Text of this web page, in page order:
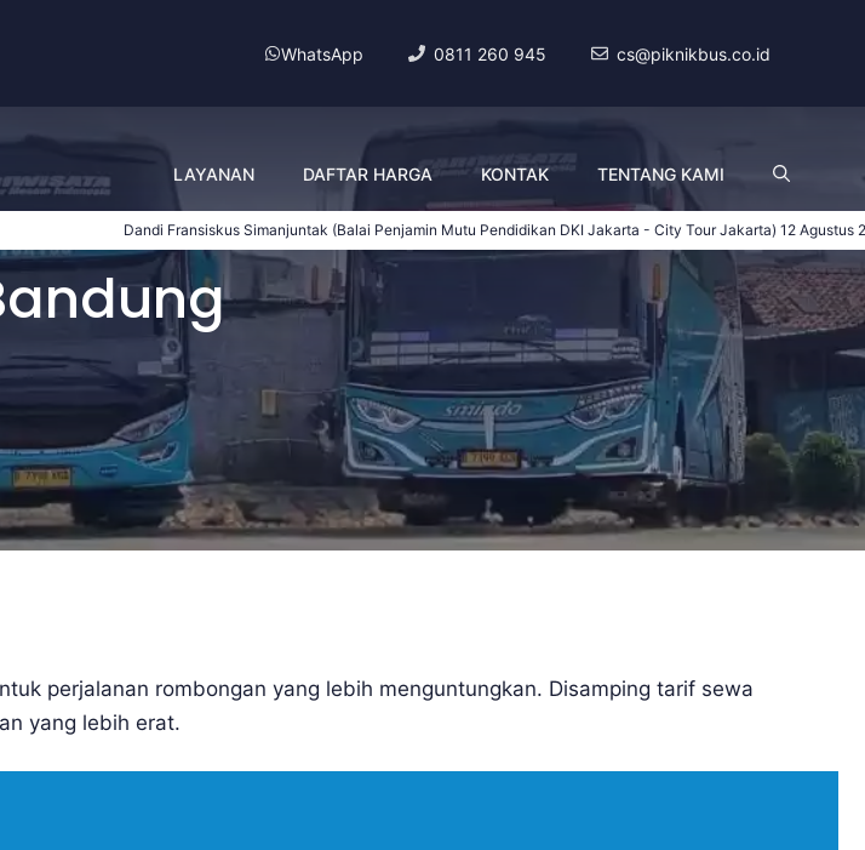
WhatsApp 0811 260 945 cs@piknikbus.co.id
LAYANAN DAFTAR HARGA KONTAK TENTANG KAMI
Dandi Fransiskus Simanjuntak (Balai Penjamin Mutu Pendidikan DKI Jakarta - City Tour Jakarta) 12 Agustus 2026 - 13
perjalanan rombongan yang lebih menguntungkan. Disamping tarif sewa
yang lebih erat.